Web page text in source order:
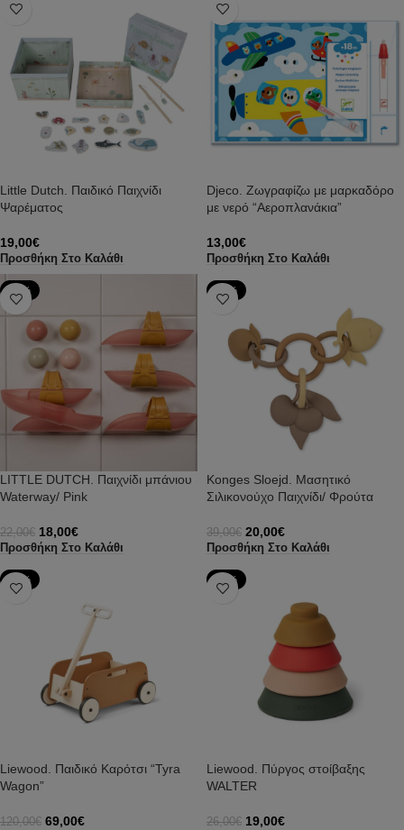
Little Dutch. Παιδικό Παιχνίδι
Ψαρέματος
19,00€
Προσθήκη Στο Καλάθι
Djeco. Ζωγραφίζω με μαρκαδόρο
με νερό “Αεροπλανάκια”
13,00€
Προσθήκη Στο Καλάθι
-18%
LITTLE DUTCH. Παιχνίδι μπάνιου
Waterway/ Pink
22,00€ 18,00€
Προσθήκη Στο Καλάθι
-49%
Konges Sloejd. Μασητικό
Σιλικονούχο Παιχνίδι/ Φρούτα
39,00€ 20,00€
Προσθήκη Στο Καλάθι
-43%
Liewood. Παιδικό Καρότσι “Tyra
Wagon”
120,00€ 69,00€
-27%
Liewood. Πύργος στοίβαξης
WALTER
26,00€ 19,00€